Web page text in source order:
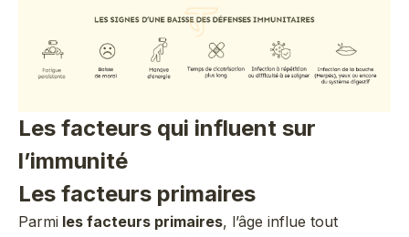
Les facteurs qui influent sur
l’immunité
Les facteurs primaires
Parmi les facteurs primaires, l’âge influe tout